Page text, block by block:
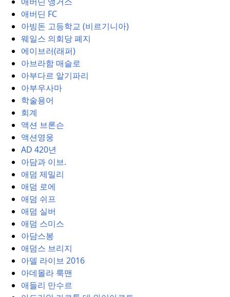
애버딘 FC
아빙돈 고등학교 (비르기니아)
웨일스 의회당 폐지
에이브러(래퍼)
아브라함 매슬로
아부다르 알기파리
아부우사마
학술용어
회계
액션 브론슨
액션영웅
AD 420년
아담과 이브.
애덤 제밀리
애덤 로에
애덤 쉬프
애덤 실버
애덤 스미스
아담스봉
애덤스 브리지
아델 라이브 2016
아데몰라 룩맨
애들리 만수르